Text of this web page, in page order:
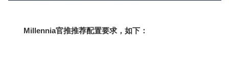
Millennia官推推荐配置要求，如下：